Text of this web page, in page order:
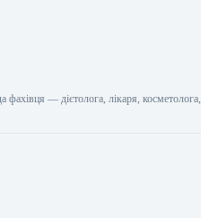
фахівця — дієтолога, лікаря, косметолога,